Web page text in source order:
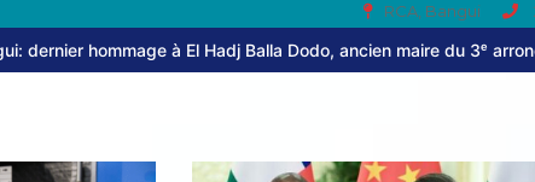
RCA, Bangui
Balla Dodo, ancien maire du 3ᵉ arrondissement Centrafrique :